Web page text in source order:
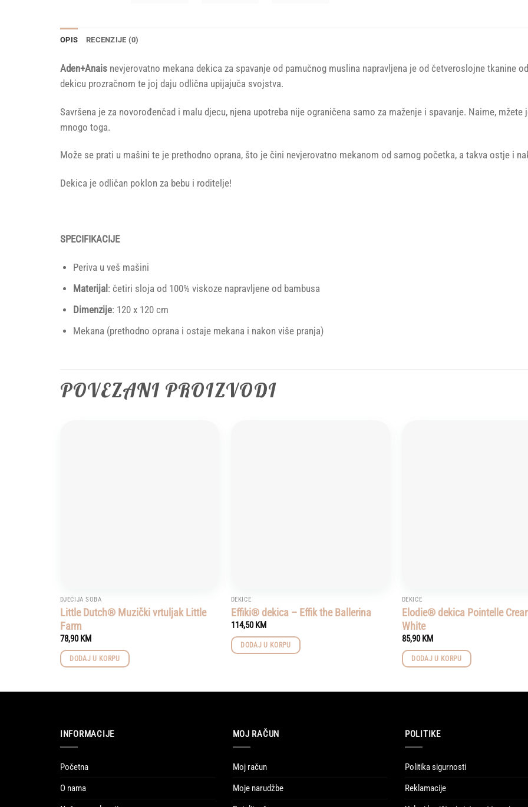
OPIS RECENZIJE (0)
Aden+Anais nevjerovatno mekana dekica za spavanje od pamučnog muslina napravljena je od četveroslojne tkanine
dekicu prozračnom te joj daju odlična upijajuča svojstva.
Savršena je za novorođenčad i malu djecu, njena upotreba nije ograničena samo za maženje i spavanje. Naime,
mnogo toga.
Može se prati u mašini te je prethodno oprana, što je čini nevjerovatno mekanom od samog početka, a takva ostje i
Dekica je odličan poklon za bebu i roditelje!
SPECIFIKACIJE
Periva u veš mašini
Materijal : četiri sloja od 100% viskoze napravljene od bambusa
Dimenzije: 120 x 120 cm
Mekana (prethodno oprana i ostaje mekana i nakon više pranja)
POVEZANI PROIZVODI
DJEČIJA SOBA
Little Dutch® Muzički vrtuljak Little
Farm
78,90KM
DODAJ U KORPU
DEKICE
Effiki® dekica – Effik the Ballerina
114,50KM
DODAJ U KORPU
DEKICE
Elodie® dekica Pointelle
White
85,90KM
DODAJ U KORPU
INFORMACIJE
Početna
O nama
MOJ RAČUN
Moj račun
Moje narudžbe
POLITIKE
Politika sigurnosti
Reklamacije